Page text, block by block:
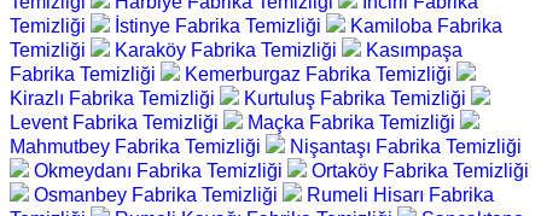
Temizliği
İstinye Fabrika Temizliği
Kamiloba Fabrika
Temizliği
Karaköy Fabrika Temizliği
Kasımpaşa
Fabrika Temizliği
Kemerburgaz Fabrika Temizliği
Kirazlı Fabrika Temizliği
Kurtuluş Fabrika Temizliği
Levent Fabrika Temizliği
Maçka Fabrika Temizliği
Mahmutbey Fabrika Temizliği
Nişantaşı Fabrika Temizliği
Okmeydanı Fabrika Temizliği
Ortaköy Fabrika Temizliği
Osmanbey Fabrika Temizliği
Rumeli Hisarı Fabrika